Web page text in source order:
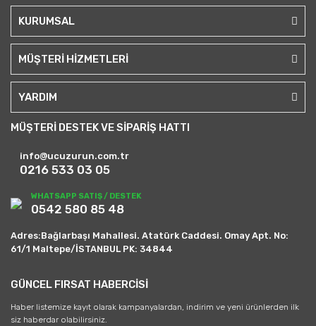
KURUMSAL
MÜŞTERİ HİZMETLERİ
YARDIM
MÜŞTERİ DESTEK VE SİPARİŞ HATTI
info@ucuzurun.com.tr
0216 533 03 05
WHATSAPP SATIŞ / DESTEK
0542 580 85 48
Adres:Bağlarbaşı Mahallesi. Atatürk Caddesi. Omay Apt. No:
61/1 Maltepe/İSTANBUL PK: 34844
GÜNCEL FIRSAT HABERCİSİ
Haber listemize kayıt olarak kampanyalardan, indirim ve yeni ürünlerden ilk
siz haberdar olabilirsiniz.